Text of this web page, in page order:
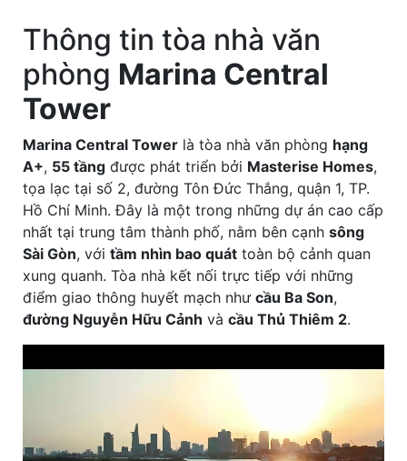
Thông tin tòa nhà văn
phòng Marina Central
Tower
Marina Central Tower là tòa nhà văn phòng hạng
A+, 55 tầng được phát triển bởi Masterise Homes,
tọa lạc tại số 2, đường Tôn Đức Thắng, quận 1, TP.
Hồ Chí Minh. Đây là một trong những dự án cao cấp
nhất tại trung tâm thành phố, nằm bên cạnh sông
Sài Gòn, với tầm nhìn bao quát toàn bộ cảnh quan
xung quanh. Tòa nhà kết nối trực tiếp với những
điểm giao thông huyết mạch như cầu Ba Son,
đường Nguyễn Hữu Cảnh và cầu Thủ Thiêm 2.